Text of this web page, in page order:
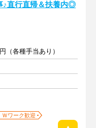
♪直行直帰＆扶養内◎
（各種手当あり）
Ｗワーク歓迎